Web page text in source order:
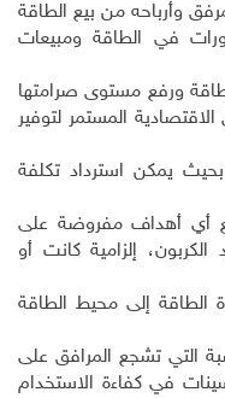
وأرباحه من بيع الطاقة
في الطاقة ومبيعات
ورفع مستوى صرامتها
المستمر لتوفير
يمكن استرداد تكلفة
أي أهداف مفروضة على
إلزامية كانت أو
إلى محيط الطاقة
التي تشجع المرافق على
في كفاءة الاستخدام